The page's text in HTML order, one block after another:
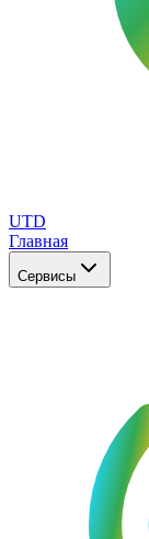
UTD
Главная
Сервисы